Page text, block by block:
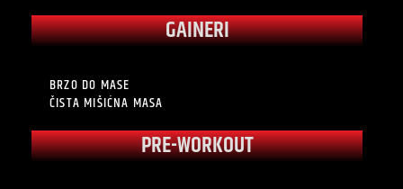
GAINERI
BRZO DO MASE
ČISTA MIŠIĆNA MASA
PRE-WORKOUT